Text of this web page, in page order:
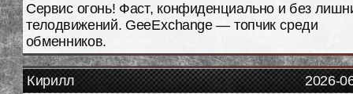
Сервис огонь! Фаст, конфиденциально и без
телодвижений. GeeExchange — топчик среди
обменников.
2026-
Кирилл